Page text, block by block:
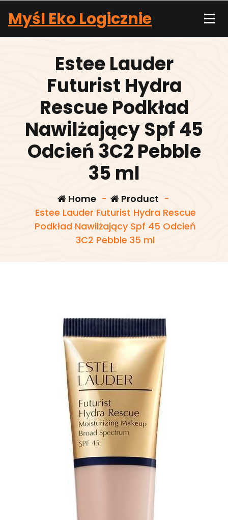
content
Myśl Eko Logicznie
Estee Lauder
Futurist Hydra
Rescue Podkład
Nawilżający Spf 45
Odcień 3C2 Pebble
35 ml
Home- Product -
Estee Lauder Futurist Hydra Rescue
Podkład Nawilżający Spf 45 Odcień
3C2 Pebble 35 ml